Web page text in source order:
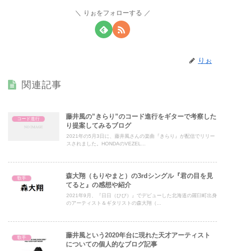
りぉをフォローする
りぉ
関連記事
コード進行
藤井風の”きらり”のコード進行をギターで考察した
り提案してみるブログ
2021年の5月3日に、藤井風さんの楽曲『きらり』が配信でリリー
スされました。HONDAのVEZEL...
歌手
森大翔（もりやまと）の3rdシングル『君の目を見
てると』の感想や紹介
2021年9月、『日日（ひび）』でデビューした北海道の羅臼町出身
のアーティスト＆ギタリストの森大翔（...
歌手
藤井風という2020年台に現れた天才アーティスト
についての個人的なブログ記事